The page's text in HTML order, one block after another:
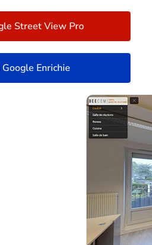
Street View Pro
Enrichie